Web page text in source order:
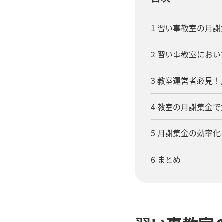
1 習い事教室の月
2 習い事教室にお
3 教室運営者必見
4 教室の月謝集金
5 月謝集金の効率
6 まとめ